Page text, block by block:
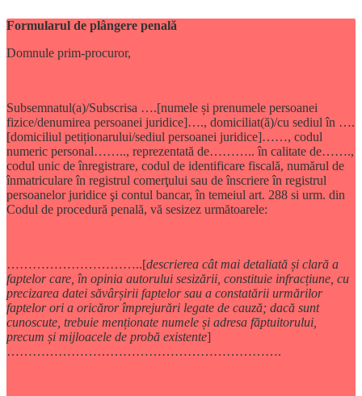
Formularul de plângere penală
Domnule prim-procuror,
Subsemnatul(a)/Subscrisa ….[numele și prenumele persoanei
fizice/denumirea persoanei juridice]…., domiciliat(ă)/cu sediul în ….
[domiciliul petiționarului/sediul persoanei juridice]……, codul
numeric personal…….., reprezentată de……….. în calitate de…….,
codul unic de înregistrare, codul de identificare fiscală, numărul de
înmatriculare în registrul comerţului sau de înscriere în registrul
persoanelor juridice şi contul bancar, în temeiul art. 288 si urm. din
Codul de procedură penală, vă sesizez următoarele:
…………………………..[descrierea cât mai detaliată și clară a
faptelor care, în opinia autorului sesizării, constituie infracțiune, cu
precizarea datei săvârșirii faptelor sau a constatării urmărilor
faptelor ori a oricăror împrejurări legate de cauză; dacă sunt
cunoscute, trebuie menționate numele și adresa făptuitorului,
precum și mijloacele de probă existente]
……………………………………………………….